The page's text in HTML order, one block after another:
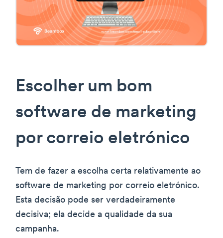
Escolher um bom
software de marketing
por correio eletrónico
Tem de fazer a escolha certa relativamente ao
software de marketing por correio eletrónico.
Esta decisão pode ser verdadeiramente
decisiva; ela decide a qualidade da sua
campanha.